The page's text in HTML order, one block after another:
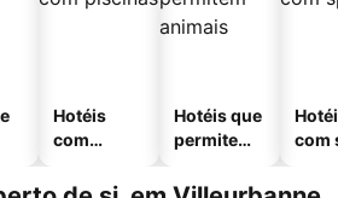
Hotéis
com
Hotéis que
permitem
com